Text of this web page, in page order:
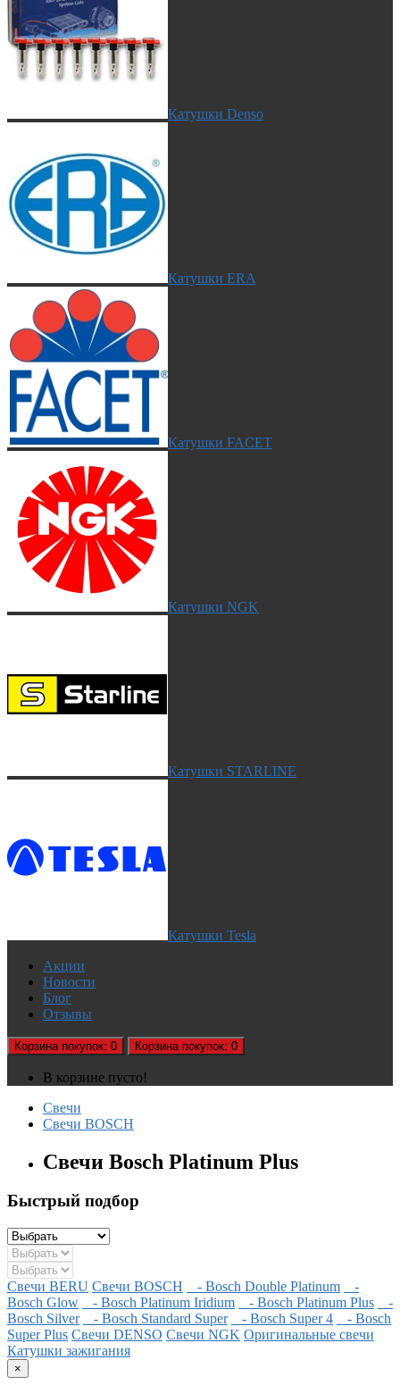
Катушки Denso
Катушки ERA
Катушки FACET
Катушки NGK
Катушки STARLINE
Катушки Tesla
Акции
Новости
Блог
Отзывы
Корзина покупок: 0 Корзина покупок: 0
В корзине пусто!
Свечи
Свечи BOSCH
Свечи Bosch Platinum Plus
Быстрый подбор
Свечи BERU Свечи BOSCH - Bosch Double Platinum
-
Bosch Glow
- Bosch Platinum Iridium - Bosch Platinum Plus
-
Bosch Silver
- Bosch Standard Super - Bosch Super 4
- Bosch
Super Plus Свечи DENSO Свечи NGK Оригинальные свечи
Катушки зажигания
×